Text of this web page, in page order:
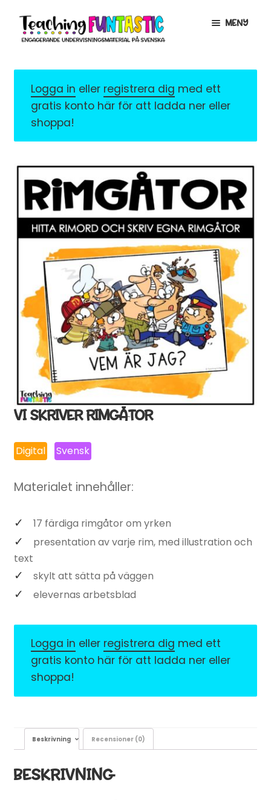
Hoppa
till
navigering
Gå
till
innehåll
MENY
MITT KONTO
GRATISMATERIAL
LICENSER
EXPANDERA
UNDERMENY
TYPSNITT
Logga in eller registrera dig med ett
gratis konto här för att ladda ner eller
shoppa!
VI SKRIVER RIMGÅTOR
Digital Svensk
Materialet innehåller:
17 färdiga rimgåtor om yrken
presentation av varje rim, med illustration och
text
skylt att sätta på väggen
elevernas arbetsblad
Logga in eller registrera dig med ett
gratis konto här för att ladda ner eller
shoppa!
Beskrivning Recensioner (0)
BESKRIVNING